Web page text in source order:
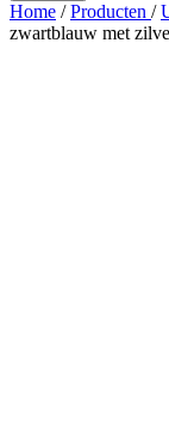
Home / Producten /
zwartblauw met